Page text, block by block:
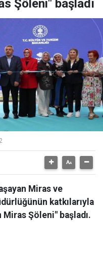
Şöleni" başladı
Miras ve
katkılarıyla
Miras Şöleni" başladı.